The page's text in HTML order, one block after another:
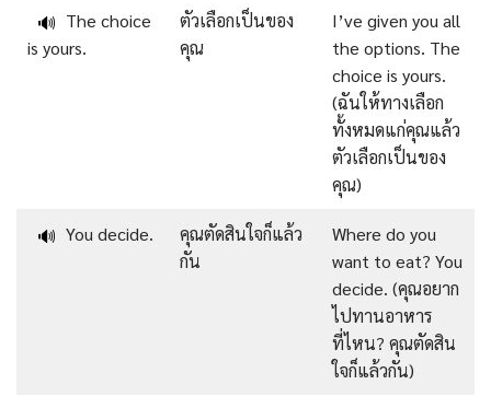
🔊 The choice
is yours.
ตัวเลือกเป็นของ
คุณ
I’ve given you all
the options. The
choice is yours.
(ฉันให้ทางเลือก
ทั้งหมดแก่คุณแล้ว
ตัวเลือกเป็นของ
คุณ)
🔊 You decide.
คุณตัดสินใจก็แล้ว
กัน
Where do you
want to eat? You
decide. (คุณอยาก
ไปทานอาหาร
ที่ไหน? คุณตัดสิน
ใจก็แล้วกัน)